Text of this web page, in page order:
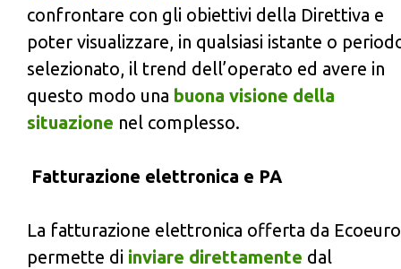
confrontare con gli obiettivi della Direttiva e
poter visualizzare, in qualsiasi istante o
selezionato, il trend dell’operato ed avere in
questo modo una buona visione della
situazione nel complesso.
Fatturazione elettronica e PA
La fatturazione elettronica offerta da Ecoeuro
permette di inviare direttamente dal